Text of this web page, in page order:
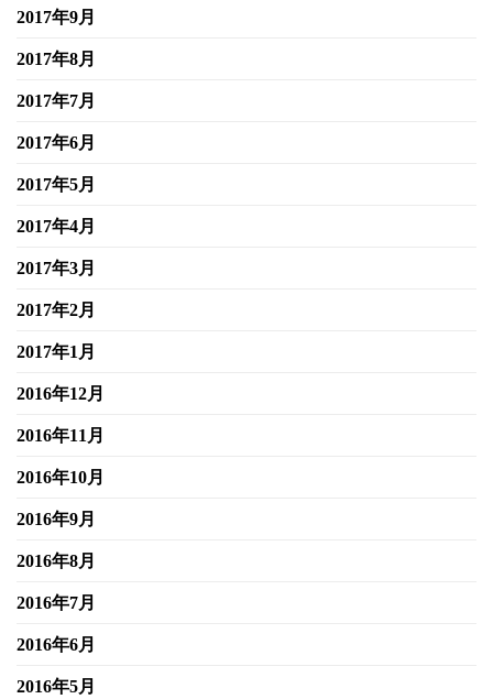
2017年9月
2017年8月
2017年7月
2017年6月
2017年5月
2017年4月
2017年3月
2017年2月
2017年1月
2016年12月
2016年11月
2016年10月
2016年9月
2016年8月
2016年7月
2016年6月
2016年5月